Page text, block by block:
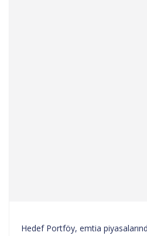
Hedef Portföy, emtia